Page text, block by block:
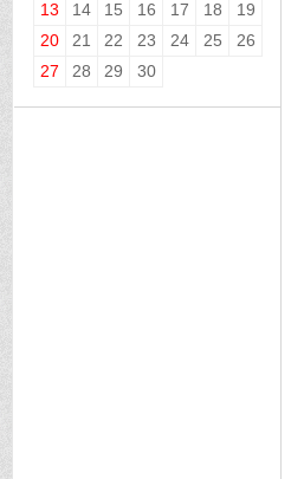
13
14 15 16 17 18
19
20
21 22 23 24 25
26
27
28 29 30